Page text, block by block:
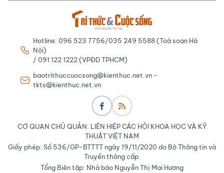
Hotline: 096 523 7756/035 249 5588 (Toà soạn Hà
Nội)
/ 091 122 1222 (VPĐD TPHCM)
baotrithuccuocsong@kienthuc.net.vn -
tkts@kienthuc.net.vn
CƠ QUAN CHỦ QUẢN: LIÊN HIỆP CÁC HỘI KHOA HỌC VÀ KỸ
THUẬT VIỆT NAM
Giấy phép: Số 536/GP-BTTTT ngày 19/11/2020 do Bộ Thông tin và
Truyền thông cấp.
Tổng Biên tập: Nhà báo Nguyễn Thị Mai Hương